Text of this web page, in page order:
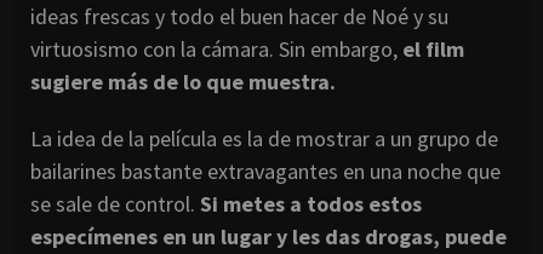
ideas frescas y todo el buen hacer de Noé y su
virtuosismo con la cámara. Sin embargo, el film
sugiere más de lo que muestra.
La idea de la película es la de mostrar a un grupo de
bailarines bastante extravagantes en una noche que
se sale de control. Si metes a todos estos
especímenes en un lugar y les das drogas, puede